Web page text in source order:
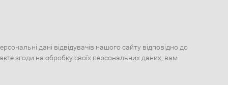
дані відвідувачів нашого сайту відповідно до
згоди на обробку своїх персональних даних, вам